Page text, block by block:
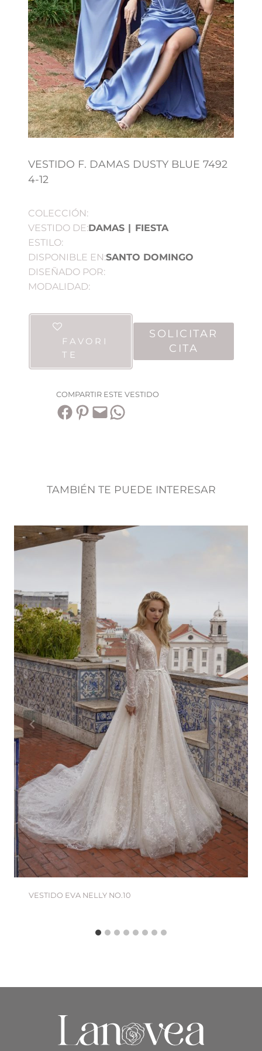
VESTIDO F. DAMAS DUSTY BLUE 7492
4-12
COLECCIÓN:
VESTIDO DE:DAMAS | FIESTA
ESTILO:
DISPONIBLE EN:SANTO DOMINGO
DISEÑADO POR:
MODALIDAD:
FAVORI
TE
SOLICITAR
CITA
COMPARTIR ESTE VESTIDO
Compartir en Facebook Compartir en Pinterest Envía esta página por correo electrónico Compartir en WhatsApp
TAMBIÉN TE PUEDE INTERESAR
VESTIDO EVA NELLY NO.10